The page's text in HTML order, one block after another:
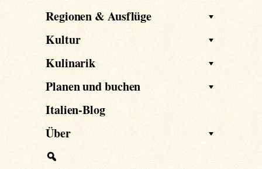
Regionen & Ausflüge
Kultur
Kulinarik
Planen und buchen
Italien-Blog
Über